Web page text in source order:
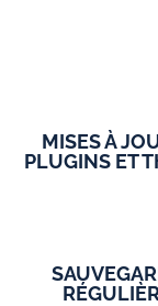
MISES À
PLUGINS ET